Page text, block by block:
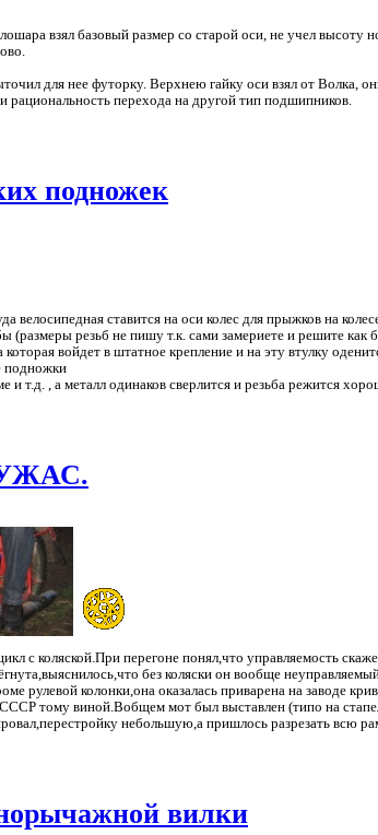
взял базовый размер со старой оси, не учел высоту
для нее футорку. Верхнею гайку оси взял от Волка,
перехода на другой тип подшипников.
подножeк
велосипедная ставится на оси колес для прыжков на
(размеры резьб не пишу т.к. сами замериете и решите как
войдет в штaтное крепление и на эту втулку
подножки
и т.д. , а металл одинаков сверлится и резьба режится
с коляской.При перегоне понял,что управляемость
без коляски он вообще
рулевой колонки,она оказалась приварена на заводе
тому виной.Вобщем мот был выставлен (типо на
небольшую,а пришлось разрезать всю
вилки